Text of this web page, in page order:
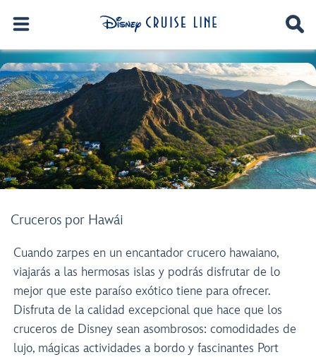
Cruceros por Hawái
Cuando zarpes en un encantador crucero hawaiano,
viajarás a las hermosas islas y podrás disfrutar de lo
mejor que este paraíso exótico tiene para ofrecer.
Disfruta de la calidad excepcional que hace que los
cruceros de Disney sean asombrosos: comodidades de
lujo, mágicas actividades a bordo y fascinantes Port